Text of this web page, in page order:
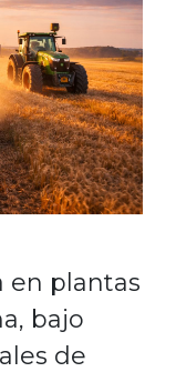
en plantas
bajo
de